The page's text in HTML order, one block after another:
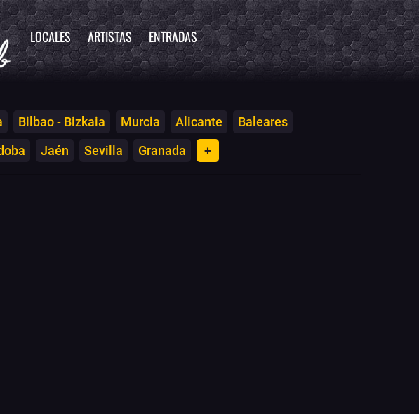
LOCALES ARTISTAS ENTRADAS
Bilbao - Bizkaia Murcia Alicante
Baleares
Jaén Sevilla Granada +